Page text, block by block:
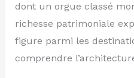
dont un orgue classé
richesse patrimoniale
figure parmi les
comprendre